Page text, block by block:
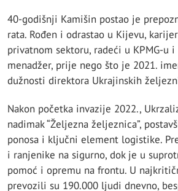
40-godišnji Kamišin postao je
rata. Rođen i odrastao u Kijevu,
privatnom sektoru, radeći u KPMG-u
menadžer, prije nego što je 2021.
dužnosti direktora Ukrajinskih
Nakon početka invazije 2022.,
nadimak “Željezna željeznica”,
ponosa i ključni element logistike.
i ranjenike na sigurno, dok je u
pomoć i opremu na frontu. U
prevozili su 190.000 ljudi dnevno,